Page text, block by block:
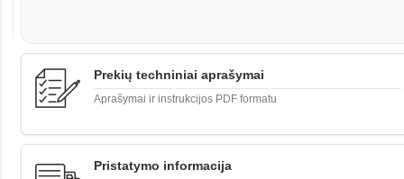
Prekių techniniai aprašymai
Aprašymai ir instrukcijos PDF formatu
Pristatymo informacija